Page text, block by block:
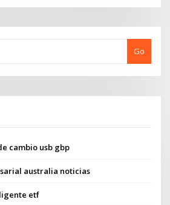
Go
cambio usb gbp
australia noticias
etf